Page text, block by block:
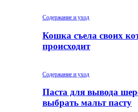
Содержание и уход
Кошка съела своих
происходит
Содержание и уход
Паста для вывода
выбрать мальт пасту